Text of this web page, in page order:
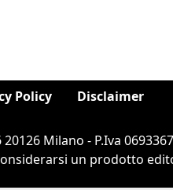
Policy Disclaimer
Milano - P.Iva
un prodotto